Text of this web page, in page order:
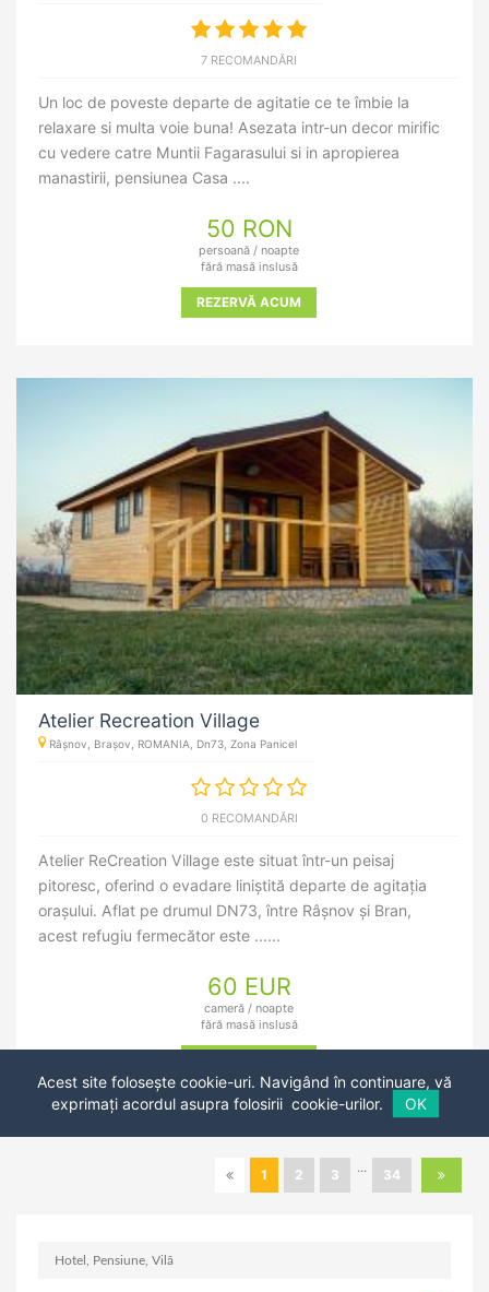
7 RECOMANDĂRI
Un loc de poveste departe de agitatie ce te îmbie la
relaxare si multa voie buna! Asezata intr-un decor mirific
cu vedere catre Muntii Fagarasului si in apropierea
manastirii, pensiunea Casa ....
50 RON
persoană / noapte
fără masă inslusă
REZERVĂ ACUM
Atelier Recreation Village
Râșnov, Brașov, ROMANIA, Dn73, Zona Panicel
0 RECOMANDĂRI
Atelier ReCreation Village este situat într-un peisaj
pitoresc, oferind o evadare liniștită departe de agitația
orașului. Aflat pe drumul DN73, între Râșnov și Bran,
acest refugiu fermecător este ......
60 EUR
cameră / noapte
fără masă inslusă
1 2 3 ... 34
Acest site folosește cookie-uri. Navigând în continuare, vă
exprimați acordul asupra folosirii cookie-urilor. OK